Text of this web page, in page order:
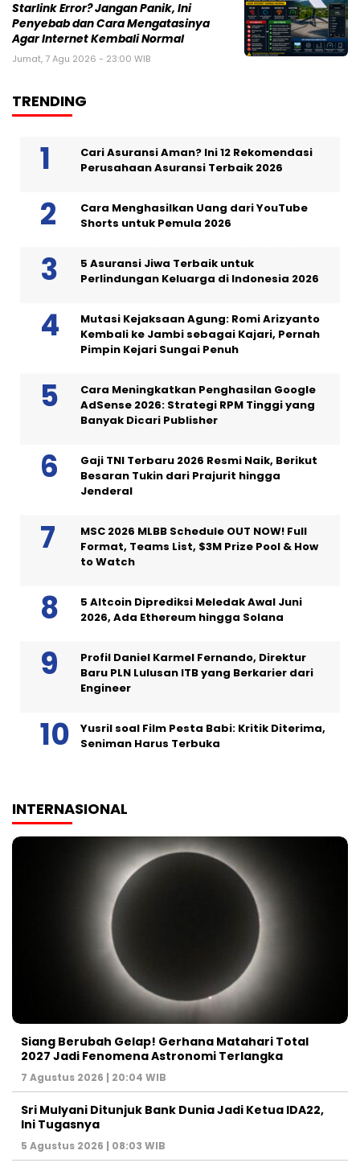
Starlink Error? Jangan Panik, Ini
Penyebab dan Cara Mengatasinya
Agar Internet Kembali Normal
Jumat, 7 Agu 2026 - 23:00 WIB
TRENDING
Cari Asuransi Aman? Ini 12 Rekomendasi
Perusahaan Asuransi Terbaik 2026
Cara Menghasilkan Uang dari YouTube
Shorts untuk Pemula 2026
5 Asuransi Jiwa Terbaik untuk
Perlindungan Keluarga di Indonesia 2026
Mutasi Kejaksaan Agung: Romi Arizyanto
Kembali ke Jambi sebagai Kajari, Pernah
Pimpin Kejari Sungai Penuh
Cara Meningkatkan Penghasilan Google
AdSense 2026: Strategi RPM Tinggi yang
Banyak Dicari Publisher
Gaji TNI Terbaru 2026 Resmi Naik, Berikut
Besaran Tukin dari Prajurit hingga
Jenderal
MSC 2026 MLBB Schedule OUT NOW! Full
Format, Teams List, $3M Prize Pool & How
to Watch
5 Altcoin Diprediksi Meledak Awal Juni
2026, Ada Ethereum hingga Solana
Profil Daniel Karmel Fernando, Direktur
Baru PLN Lulusan ITB yang Berkarier dari
Engineer
Yusril soal Film Pesta Babi: Kritik Diterima,
Seniman Harus Terbuka
INTERNASIONAL
Siang Berubah Gelap! Gerhana Matahari Total
2027 Jadi Fenomena Astronomi Terlangka
7 Agustus 2026 | 20:04 WIB
Sri Mulyani Ditunjuk Bank Dunia Jadi Ketua IDA22,
Ini Tugasnya
5 Agustus 2026 | 08:03 WIB